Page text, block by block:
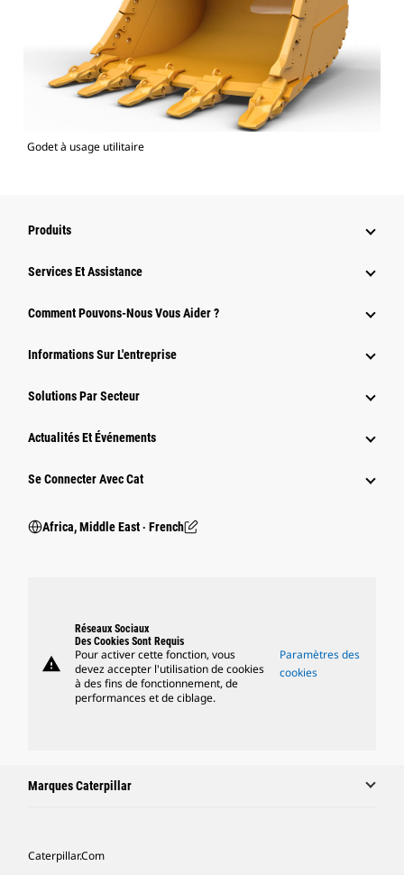
Godet à usage utilitaire
Produits
Services Et Assistance
Comment Pouvons-Nous Vous Aider ?
Informations Sur L'entreprise
Solutions Par Secteur
Actualités Et Événements
Se Connecter Avec Cat
Africa, Middle East ‧ French
warning
Réseaux Sociaux
Des Cookies Sont Requis
Pour activer cette fonction, vous
devez accepter l'utilisation de cookies
à des fins de fonctionnement, de
performances et de ciblage.
Paramètres des
cookies
Marques Caterpillar
Caterpillar.com